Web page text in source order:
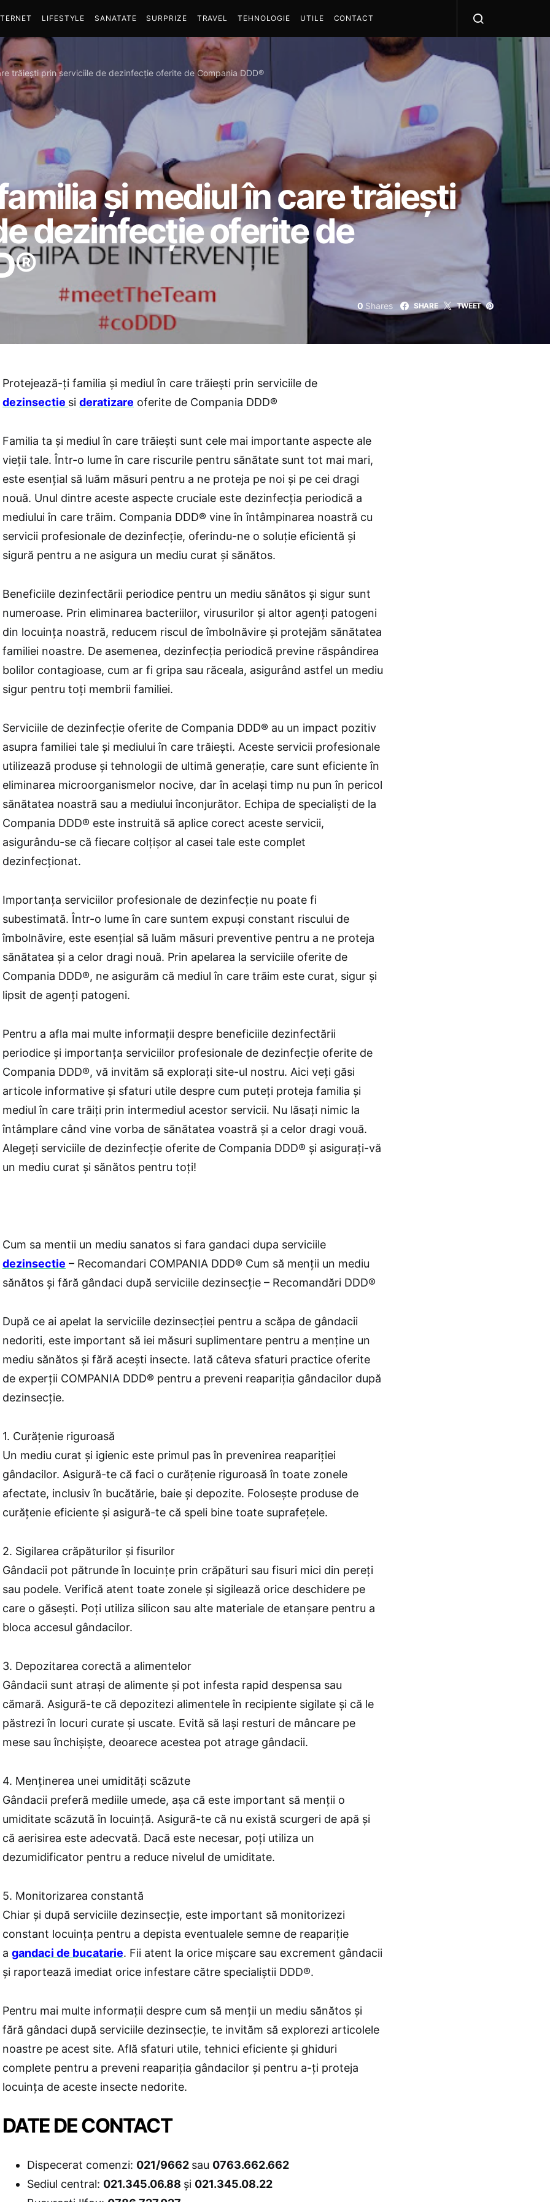
LIFESTYLE SANATATE SURPRIZE TRAVEL TEHNOLOGIE UTILE CONTACT
trăiești prin serviciile de dezinfecție oferite de Compania DDD®
și mediul în care trăiești
dezinfecție oferite de
0 Shares SHARE TWEET
Protejează-ți familia și mediul în care trăiești prin serviciile de
dezinsectie si deratizare oferite de Compania DDD®
Familia ta și mediul în care trăiești sunt cele mai importante aspecte ale
vieții tale. Într-o lume în care riscurile pentru sănătate sunt tot mai mari,
este esențial să luăm măsuri pentru a ne proteja pe noi și pe cei dragi
nouă. Unul dintre aceste aspecte cruciale este dezinfecția periodică a
mediului în care trăim. Compania DDD® vine în întâmpinarea noastră cu
servicii profesionale de dezinfecție, oferindu-ne o soluție eficientă și
sigură pentru a ne asigura un mediu curat și sănătos.
Beneficiile dezinfectării periodice pentru un mediu sănătos și sigur sunt
numeroase. Prin eliminarea bacteriilor, virusurilor și altor agenți patogeni
din locuința noastră, reducem riscul de îmbolnăvire și protejăm sănătatea
familiei noastre. De asemenea, dezinfecția periodică previne răspândirea
bolilor contagioase, cum ar fi gripa sau răceala, asigurând astfel un mediu
sigur pentru toți membrii familiei.
Serviciile de dezinfecție oferite de Compania DDD® au un impact pozitiv
asupra familiei tale și mediului în care trăiești. Aceste servicii profesionale
utilizează produse și tehnologii de ultimă generație, care sunt eficiente în
eliminarea microorganismelor nocive, dar în același timp nu pun în pericol
sănătatea noastră sau a mediului înconjurător. Echipa de specialiști de la
Compania DDD® este instruită să aplice corect aceste servicii,
asigurându-se că fiecare colțișor al casei tale este complet
dezinfecționat.
Importanța serviciilor profesionale de dezinfecție nu poate fi
subestimată. Într-o lume în care suntem expuși constant riscului de
îmbolnăvire, este esențial să luăm măsuri preventive pentru a ne proteja
sănătatea și a celor dragi nouă. Prin apelarea la serviciile oferite de
Compania DDD®, ne asigurăm că mediul în care trăim este curat, sigur și
lipsit de agenți patogeni.
Pentru a afla mai multe informații despre beneficiile dezinfectării
periodice și importanța serviciilor profesionale de dezinfecție oferite de
Compania DDD®, vă invităm să explorați site-ul nostru. Aici veți găsi
articole informative și sfaturi utile despre cum puteți proteja familia și
mediul în care trăiți prin intermediul acestor servicii. Nu lăsați nimic la
întâmplare când vine vorba de sănătatea voastră și a celor dragi vouă.
Alegeți serviciile de dezinfecție oferite de Compania DDD® și asigurați-vă
un mediu curat și sănătos pentru toți!
Cum sa mentii un mediu sanatos si fara gandaci dupa serviciile
dezinsectie – Recomandari COMPANIA DDD® Cum să menții un mediu
sănătos și fără gândaci după serviciile dezinsecție – Recomandări DDD®
După ce ai apelat la serviciile dezinsecției pentru a scăpa de gândacii
nedoriti, este important să iei măsuri suplimentare pentru a menține un
mediu sănătos și fără acești insecte. Iată câteva sfaturi practice oferite
de experții COMPANIA DDD® pentru a preveni reapariția gândacilor după
dezinsecție.
1. Curățenie riguroasă
Un mediu curat și igienic este primul pas în prevenirea reapariției
gândacilor. Asigură-te că faci o curățenie riguroasă în toate zonele
afectate, inclusiv în bucătărie, baie și depozite. Folosește produse de
curățenie eficiente și asigură-te că speli bine toate suprafețele.
2. Sigilarea crăpăturilor și fisurilor
Gândacii pot pătrunde în locuințe prin crăpături sau fisuri mici din pereți
sau podele. Verifică atent toate zonele și sigilează orice deschidere pe
care o găsești. Poți utiliza silicon sau alte materiale de etanșare pentru a
bloca accesul gândacilor.
3. Depozitarea corectă a alimentelor
Gândacii sunt atrași de alimente și pot infesta rapid despensa sau
cămară. Asigură-te că depozitezi alimentele în recipiente sigilate și că le
păstrezi în locuri curate și uscate. Evită să lași resturi de mâncare pe
mese sau închișiște, deoarece acestea pot atrage gândacii.
4. Menținerea unei umidități scăzute
Gândacii preferă mediile umede, așa că este important să menții o
umiditate scăzută în locuință. Asigură-te că nu există scurgeri de apă și
că aerisirea este adecvată. Dacă este necesar, poți utiliza un
dezumidificator pentru a reduce nivelul de umiditate.
5. Monitorizarea constantă
Chiar și după serviciile dezinsecție, este important să monitorizezi
constant locuința pentru a depista eventualele semne de reapariție
a gandaci de bucatarie. Fii atent la orice mișcare sau excrement gândacii
și raportează imediat orice infestare către specialiștii DDD®.
Pentru mai multe informații despre cum să menții un mediu sănătos și
fără gândaci după serviciile dezinsecție, te invităm să explorezi articolele
noastre pe acest site. Află sfaturi utile, tehnici eficiente și ghiduri
complete pentru a preveni reapariția gândacilor și pentru a-ți proteja
locuința de aceste insecte nedorite.
DATE DE CONTACT
Dispecerat comenzi: 021/9662 sau 0763.662.662
Sediul central: 021.345.06.88 și 021.345.08.22